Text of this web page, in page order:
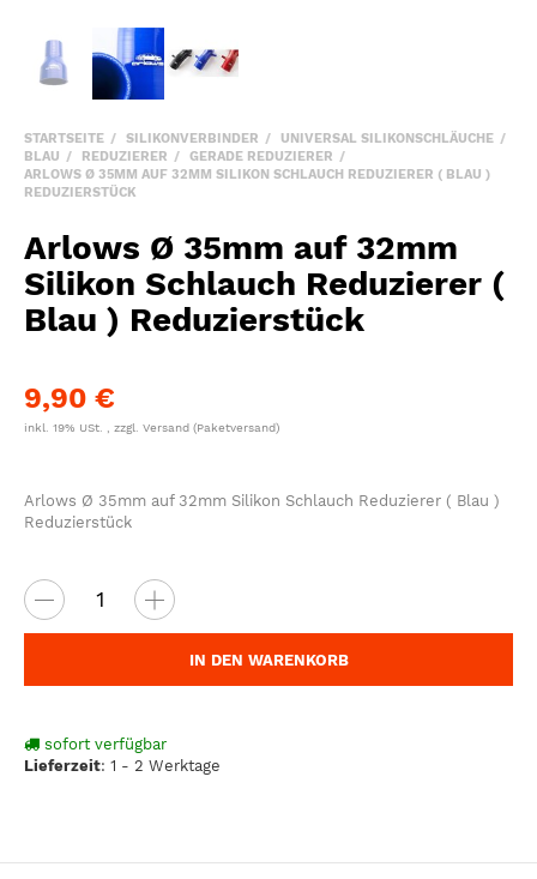
STARTSEITE SILIKONVERBINDER
UNIVERSAL SILIKONSCHLÄUCHE
BLAU
REDUZIERER
GERADE REDUZIERER
ARLOWS Ø 35MM AUF 32MM SILIKON SCHLAUCH REDUZIERER ( BLAU )
REDUZIERSTÜCK
Arlows Ø 35mm auf 32mm
Silikon Schlauch Reduzierer (
Blau ) Reduzierstück
9,90 €
inkl. 19% USt. , zzgl. Versand (Paketversand)
Arlows Ø 35mm auf 32mm Silikon Schlauch Reduzierer ( Blau )
Reduzierstück
IN DEN WARENKORB
sofort verfügbar
Lieferzeit: 1 - 2 Werktage